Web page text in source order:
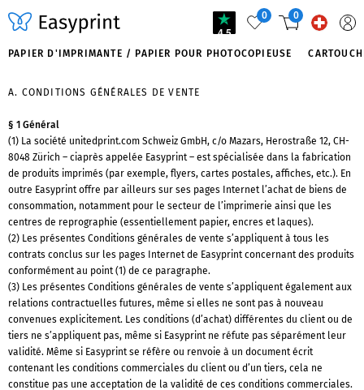
4.5
0 0
PAPIER D'IMPRIMANTE / PAPIER POUR PHOTOCOPIEUSE
A. CONDITIONS GÉNÉRALES DE VENTE
§ 1 Général
(1) La société unitedprint.com Schweiz GmbH, c/o Mazars, Herostraße 12, CH-
8048 Zürich – ciaprès appelée Easyprint – est spécialisée dans la fabrication
de produits imprimés (par exemple, flyers, cartes postales, affiches, etc.). En
outre Easyprint offre par ailleurs sur ses pages Internet l’achat de biens de
consommation, notamment pour le secteur de l’imprimerie ainsi que les
centres de reprographie (essentiellement papier, encres et laques).
(2) Les présentes Conditions générales de vente s’appliquent à tous les
contrats conclus sur les pages Internet de Easyprint concernant des produits
conformément au point (1) de ce paragraphe.
(3) Les présentes Conditions générales de vente s’appliquent également aux
relations contractuelles futures, même si elles ne sont pas à nouveau
convenues explicitement. Les conditions (d’achat) différentes du client ou de
tiers ne s’appliquent pas, même si Easyprint ne réfute pas séparément leur
validité. Même si Easyprint se réfère ou renvoie à un document écrit
contenant les conditions commerciales du client ou d’un tiers, cela ne
constitue pas une acceptation de la validité de ces conditions commerciales.